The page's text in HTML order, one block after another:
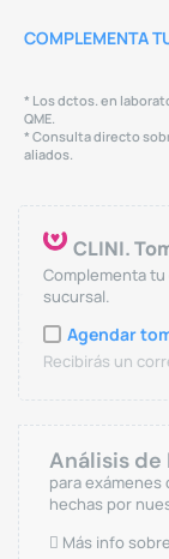
COMPLEMENTA
* Los dctos. en
QME.
* Consulta directo
aliados.
CLINI.
Complementa
sucursal.
Agendar
Recibirás un
Análisis de
para
hechas por
Más info